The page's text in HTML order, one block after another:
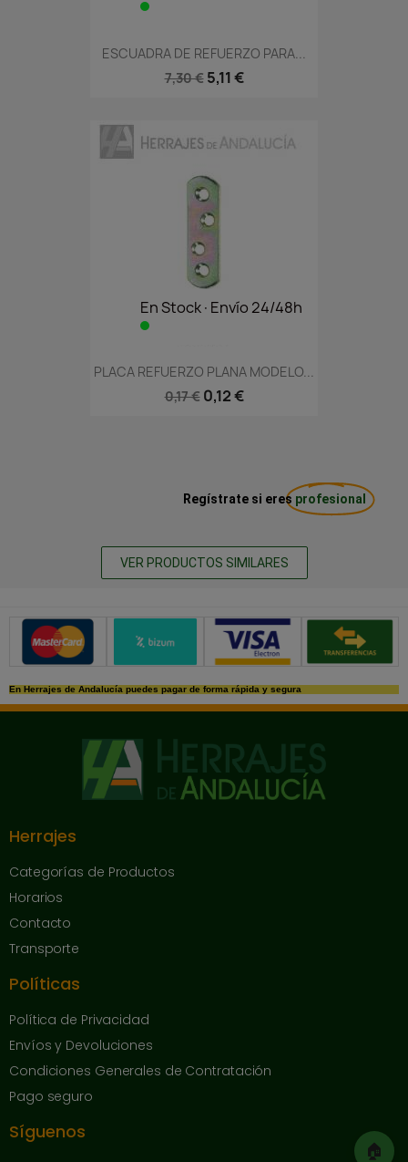
🏠
ESCUADRA DE REFUERZO PARA...
7,30 € 5,11 €
En Stock·Envío 24/48h
PLACA REFUERZO PLANA MODELO...
0,17 € 0,12 €
Regístrate si eres profesional
VER PRODUCTOS SIMILARES
Métodos de pago seguros
En Herrajes de Andalucía puedes pagar de forma rápida y segura
Herrajes
Categorías de Productos
Horarios
Contacto
Transporte
Políticas
Política de Privacidad
Envíos y Devoluciones
Condiciones Generales de Contratación
Pago seguro
Síguenos